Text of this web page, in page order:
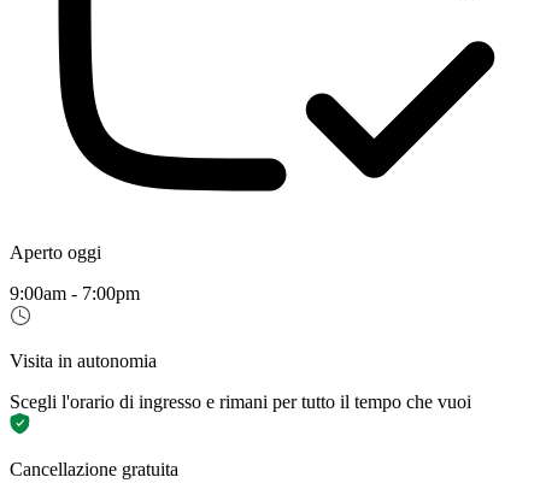
Aperto oggi
9:00am - 7:00pm
Visita in autonomia
Scegli l'orario di ingresso e rimani per tutto il tempo che vuoi
Cancellazione gratuita